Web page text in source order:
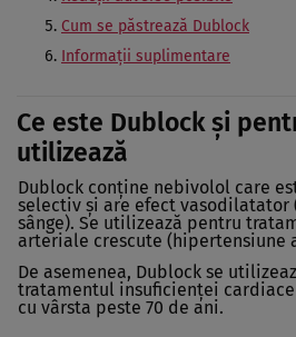
Cum se păstrează Dublock
Informaţii suplimentare
Ce este Dublock şi
utilizează
Dublock conţine nebivolol care
selectiv şi are efect vasodilatator
sânge). Se utilizează pentru
arteriale crescute(hipertensiune
De asemenea, Dublockse
tratamentul insuficienţei
cu vârsta peste 70 de ani.